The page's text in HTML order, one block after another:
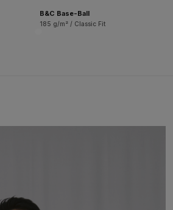
B&C Base-Ball
185 g/m² / Classic Fit